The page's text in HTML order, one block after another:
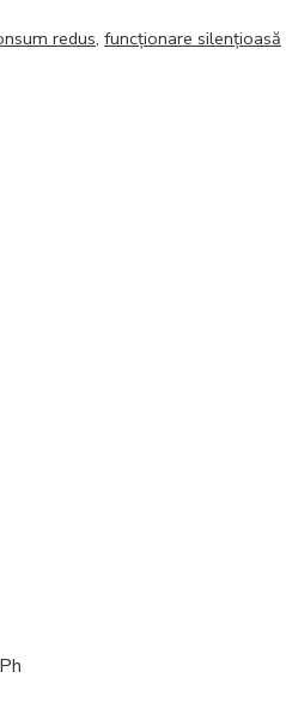
redus, funcționare silențioasă